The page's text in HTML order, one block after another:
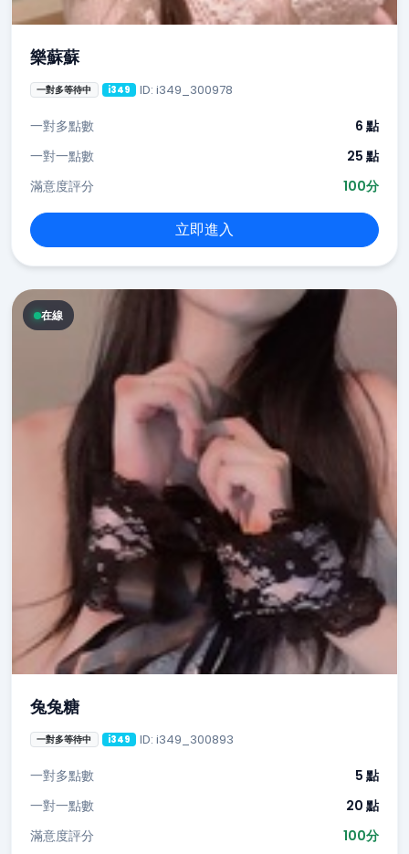
樂蘇蘇
一對多等待中 i349 ID: i349_300978
一對多點數
6 點
一對一點數
25 點
滿意度評分
100分
立即進入
在線
兔兔糖
一對多等待中 i349 ID: i349_300893
一對多點數
5 點
一對一點數
20 點
滿意度評分
100分